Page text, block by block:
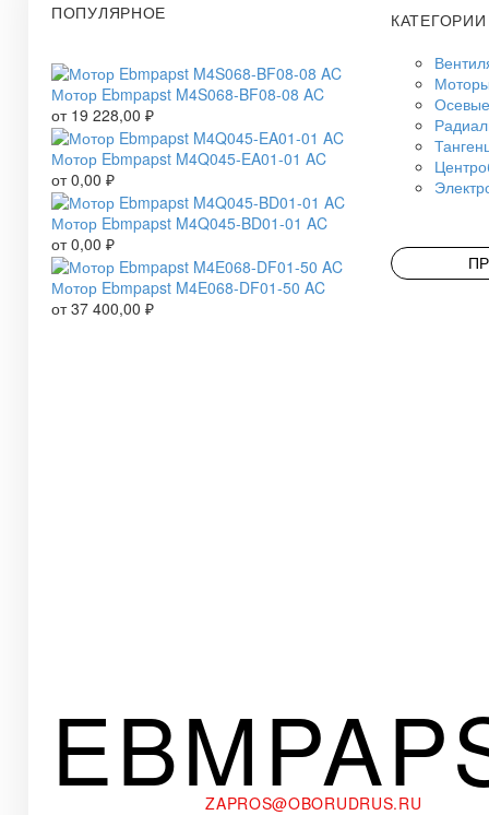
ПОПУЛЯРНОЕ
Мотор Ebmpapst M4S068-BF08-08 AC
от 19 228,00 ₽
Мотор Ebmpapst M4Q045-EA01-01 AC
от0,00 ₽
Мотор Ebmpapst M4Q045-BD01-01 AC
от0,00 ₽
Мотор Ebmpapst M4E068-DF01-50 AC
от37 400,00 ₽
КАТЕГОРИИ
ZAPROS@OBORUDRUS.RU